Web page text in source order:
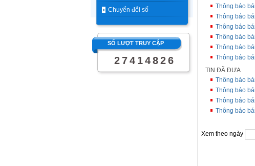
Chuyển đổi số
SỐ LƯỢT TRUY CẬP
2 7 4 1 4 8 2 6
Thông báo
Thông báo
Thông báo
Thông báo
Thông báo
Thông báo
TIN ĐÃ ĐƯA
Thông báo
Thông báo
Thông báo
Thông báo
Xem theo ngày